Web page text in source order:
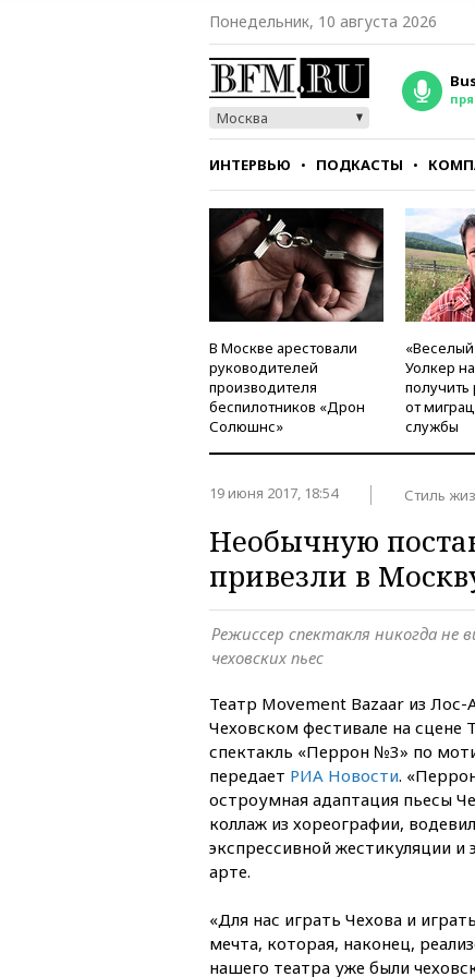
Понедельник, 10 августа 2026
Москва
ИНТЕРВЬЮ ПОДКАСТЫ
СТИЛЬ ТЕСТЫ
В Москве арестовали
руководителей
производителя
беспилотников «Дрон
Солюшнс»
Уолкер
получить
от
службы
19 июня 2017, 18:54 Стиль
Необычную
привезли в
Режиссер спектакля никогда не
чеховских пьес
Театр Movement Bazaar из
Чеховском фестивале на сцене
спектакль «Перрон №3» по
передает РИА Новости.
остроумная адаптация пьесы
коллаж из хореографии,
экспрессивной жестикуляции
арте.
«Для нас играть Чехова и
мечта, которая, наконец,
нашего театра уже были